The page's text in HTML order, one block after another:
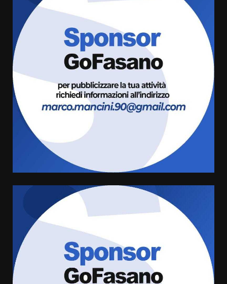
Fasanese ferito a colpi di arma
da fuoco
6 Agosto 2026 18:13
Carta d’identità: continua il piano
di aperture straordinarie del
Comune di Fasano
cittadina di Fratelli d’Italia,
pronta a tornare in Consiglio
comunale
6 Agosto 2026 08:00
Cura dei beni comuni e
cittadinanza attiva: online
l’avviso per la gestione
condivisa della Villetta di
Laureto